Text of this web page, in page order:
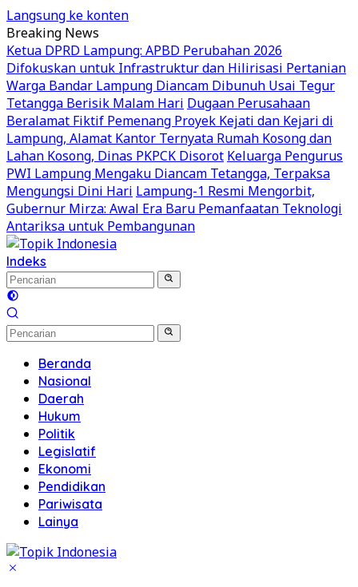
Langsung ke konten
Breaking News
Ketua DPRD Lampung: APBD Perubahan 2026
Difokuskan untuk Infrastruktur dan Hilirisasi Pertanian
Warga Bandar Lampung Diancam Dibunuh Usai Tegur
Tetangga Berisik Malam Hari Dugaan Perusahaan
Beralamat Fiktif Pemenang Proyek Kejati dan Kejari di
Lampung, Alamat Kantor Ternyata Rumah Kosong dan
Lahan Kosong, Dinas PKPCK Disorot Keluarga Pengurus
PWI Lampung Mengaku Diancam Tetangga, Terpaksa
Mengungsi Dini Hari Lampung-1 Resmi Mengorbit,
Gubernur Mirza: Awal Era Baru Pemanfaatan Teknologi
Antariksa untuk Pembangunan
Indeks
Beranda
Nasional
Daerah
Hukum
Politik
Legislatif
Ekonomi
Pendidikan
Pariwisata
Lainya